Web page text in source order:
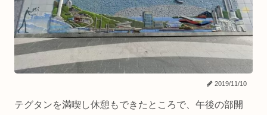
2019/11/10
テグタンを満喫し休憩もできたところで、午後の部開